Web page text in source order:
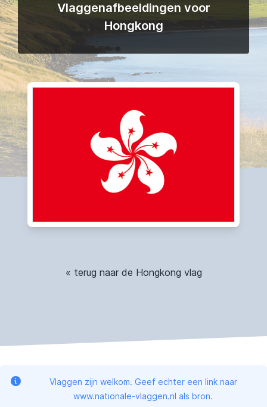
Vlaggenafbeeldingen voor
Hongkong
« terug naar de Hongkong vlag
Vlaggen zijn welkom. Geef echter een link naar
www.nationale-vlaggen.nl als bron.